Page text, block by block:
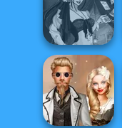
Bestie Birthday
Surprise
Fantasy Fortune
Teller